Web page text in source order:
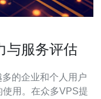
与服务评估
的企业和个人用户
用。在众多VPS提